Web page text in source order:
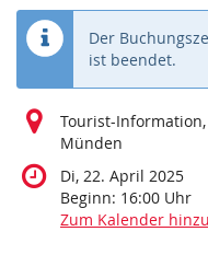
Der
ist beendet.
Tourist-
Münden
Di, 22. April 2025
Beginn: 16:00 Uhr
Zum Kalender